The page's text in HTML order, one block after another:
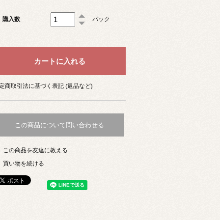
購入数 パック
商取引法に基づく表記 (返品など)
この商品について問い合わせる
この商品を友達に教える
買い物を続ける